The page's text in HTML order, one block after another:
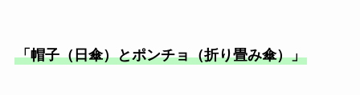
「帽子（日傘）とポンチョ（折り畳み傘）」